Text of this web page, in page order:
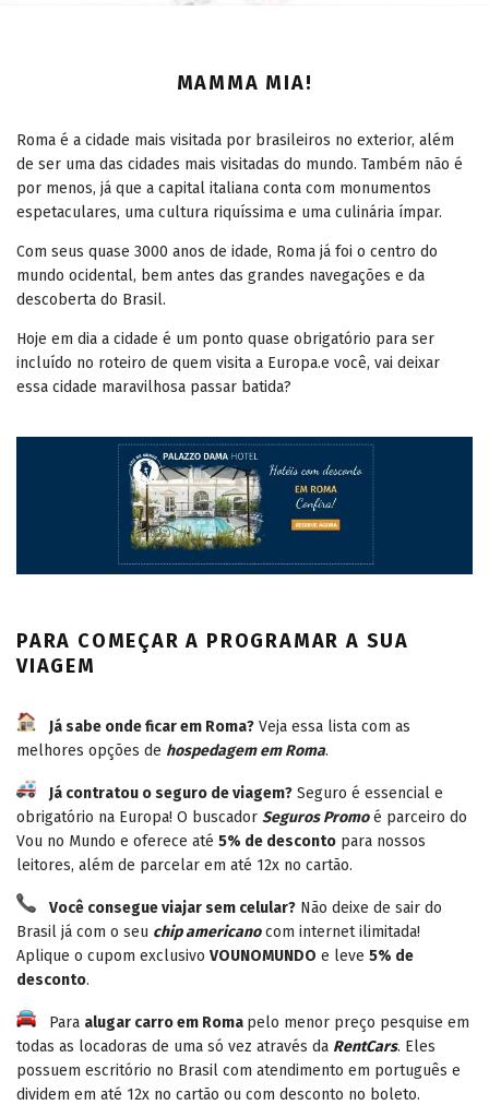
MAMMA MIA!
Roma é a cidade mais visitada por brasileiros no exterior, além
de ser uma das cidades mais visitadas do mundo. Também não é
por menos, já que a capital italiana conta com monumentos
espetaculares, uma cultura riquíssima e uma culinária ímpar.
Com seus quase 3000 anos de idade, Roma já foi o centro do
mundo ocidental, bem antes das grandes navegações e da
descoberta do Brasil.
Hoje em dia a cidade é um ponto quase obrigatório para ser
incluído no roteiro de quem visita a Europa.e você, vai deixar
essa cidade maravilhosa passar batida?
PARA COMEÇAR A PROGRAMAR A SUA
VIAGEM
Já sabe onde ficar em Roma? Veja essa lista com as
melhores opções de hospedagem em Roma.
Já contratou o seguro de viagem? Seguro é essencial e
obrigatório na Europa! O buscador Seguros Promoé parceiro do
Vou no Mundo e oferece até 5% de desconto para nossos
leitores, além de parcelar em até 12x no cartão.
Você consegue viajar sem celular? Não deixe de sair do
Brasil já com o seu chip americanocom internet ilimitada!
Aplique o cupom exclusivo VOUNOMUNDO e leve 5% de
desconto.
Para alugar carro em Roma pelo menor preço pesquise em
todas as locadoras de uma só vez através da RentCars. Eles
possuem escritório no Brasil com atendimento em português e
dividem em até 12x no cartão ou com desconto no boleto.